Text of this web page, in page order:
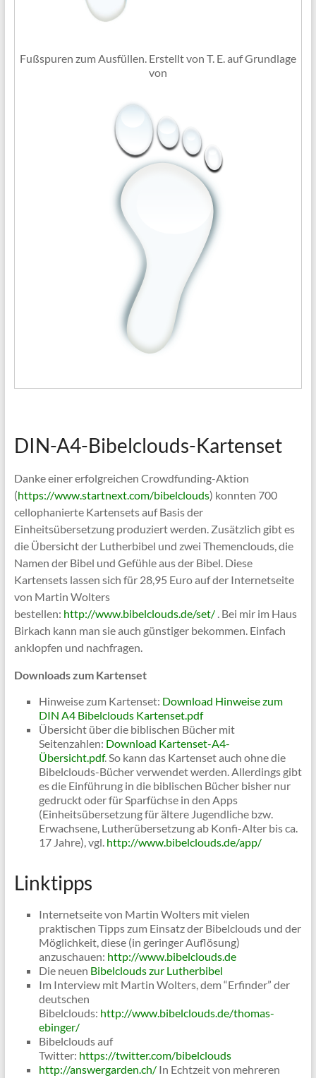
Fußspuren zum Ausfüllen. Erstellt von T. E. auf Grundlage
von
DIN-A4-Bibelclouds-Kartenset
Danke einer erfolgreichen Crowdfunding-Aktion
(https://www.startnext.com/bibelclouds) konnten 700
cellophanierte Kartensets auf Basis der
Einheitsübersetzung produziert werden. Zusätzlich gibt es
die Übersicht der Lutherbibel und zwei Themenclouds, die
Namen der Bibel und Gefühle aus der Bibel. Diese
Kartensets lassen sich für 28,95 Euro auf der Internetseite
von Martin Wolters
bestellen: http://www.bibelclouds.de/set/. Bei mir im Haus
Birkach kann man sie auch günstiger bekommen. Einfach
anklopfen und nachfragen.
Downloads zum Kartenset
Hinweise zum Kartenset: Download Hinweise zum
DIN A4 Bibelclouds Kartenset.pdf
Übersicht über die biblischen Bücher mit
Seitenzahlen: Download Kartenset-A4-
Übersicht.pdf. So kann das Kartenset auch ohne die
Bibelclouds-Bücher verwendet werden. Allerdings gibt
es die Einführung in die biblischen Bücher bisher nur
gedruckt oder für Sparfüchse in den Apps
(Einheitsübersetzung für ältere Jugendliche bzw.
Erwachsene, Lutherübersetzung ab Konfi-Alter bis ca.
17 Jahre), vgl. http://www.bibelclouds.de/app/
Linktipps
Internetseite von Martin Wolters mit vielen
praktischen Tipps zum Einsatz der Bibelclouds und der
Möglichkeit, diese (in geringer Auflösung)
anzuschauen: http://www.bibelclouds.de
Die neuen Bibelclouds zur Lutherbibel
Im Interview mit Martin Wolters, dem “Erfinder” der
deutschen
Bibelclouds: http://www.bibelclouds.de/thomas-
ebinger/
Bibelclouds auf
Twitter: https://twitter.com/bibelclouds
http://answergarden.ch/In Echtzeit von mehreren